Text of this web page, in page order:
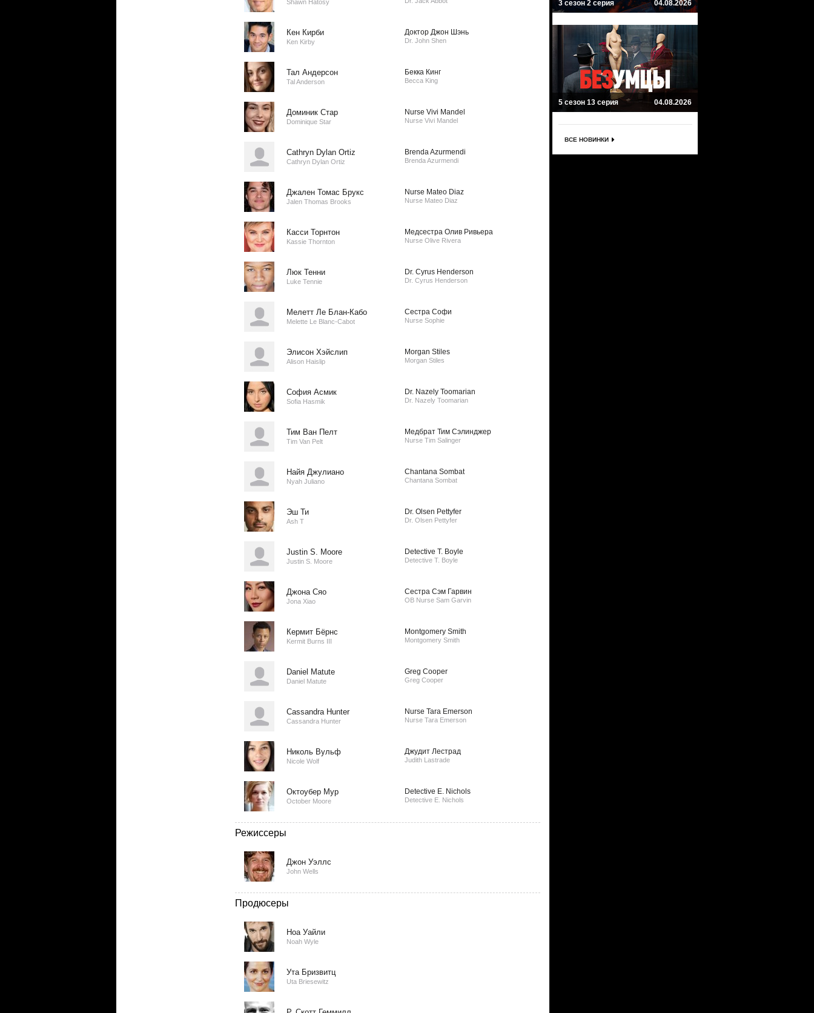
Shawn Hatosy
Кен Кирби
Ken Kirby
Доктор Джон Шэнь
Dr. John Shen
Тал Андерсон
Tal Anderson
Бекка Кинг
Becca King
Доминик Стар
Dominique Star
Nurse Vivi Mandel
Nurse Vivi Mandel
Cathryn Dylan Ortiz
Cathryn Dylan Ortiz
Brenda Azurmendi
Brenda Azurmendi
Джален Томас Брукс
Jalen Thomas Brooks
Nurse Mateo Diaz
Nurse Mateo Diaz
Касси Торнтон
Kassie Thornton
Медсестра Олив Ривьера
Nurse Olive Rivera
Люк Тенни
Luke Tennie
Dr. Cyrus Henderson
Dr. Cyrus Henderson
Мелетт Ле Блан-Кабо
Melette Le Blanc-Cabot
Сестра Софи
Nurse Sophie
Элисон Хэйслип
Alison Haislip
Morgan Stiles
Morgan Stiles
София Асмик
Sofia Hasmik
Dr. Nazely Toomarian
Dr. Nazely Toomarian
Тим Ван Пелт
Tim Van Pelt
Медбрат Тим ​​Сэлинджер
Nurse Tim Salinger
Найя Джулиано
Nyah Juliano
Chantana Sombat
Chantana Sombat
Эш Ти
Ash T
Dr. Olsen Pettyfer
Dr. Olsen Pettyfer
Justin S. Moore
Justin S. Moore
Detective T. Boyle
Detective T. Boyle
Джона Сяо
Jona Xiao
Сестра Сэм Гарвин
OB Nurse Sam Garvin
Кермит Бёрнс
Kermit Burns III
Montgomery Smith
Montgomery Smith
Daniel Matute
Daniel Matute
Greg Cooper
Greg Cooper
Cassandra Hunter
Cassandra Hunter
Nurse Tara Emerson
Nurse Tara Emerson
Николь Вульф
Nicole Wolf
Джудит Лестрад
Judith Lastrade
Октоубер Мур
October Moore
Detective E. Nichols
Detective E. Nichols
Режиссеры
Джон Уэллс
John Wells
Продюсеры
Ноа Уайли
Noah Wyle
Ута Бризвитц
Uta Briesewitz
3 сезон 2 серия 04.08.2026
5 сезон 13 серия 04.08.2026
ВСЕ НОВИНКИ